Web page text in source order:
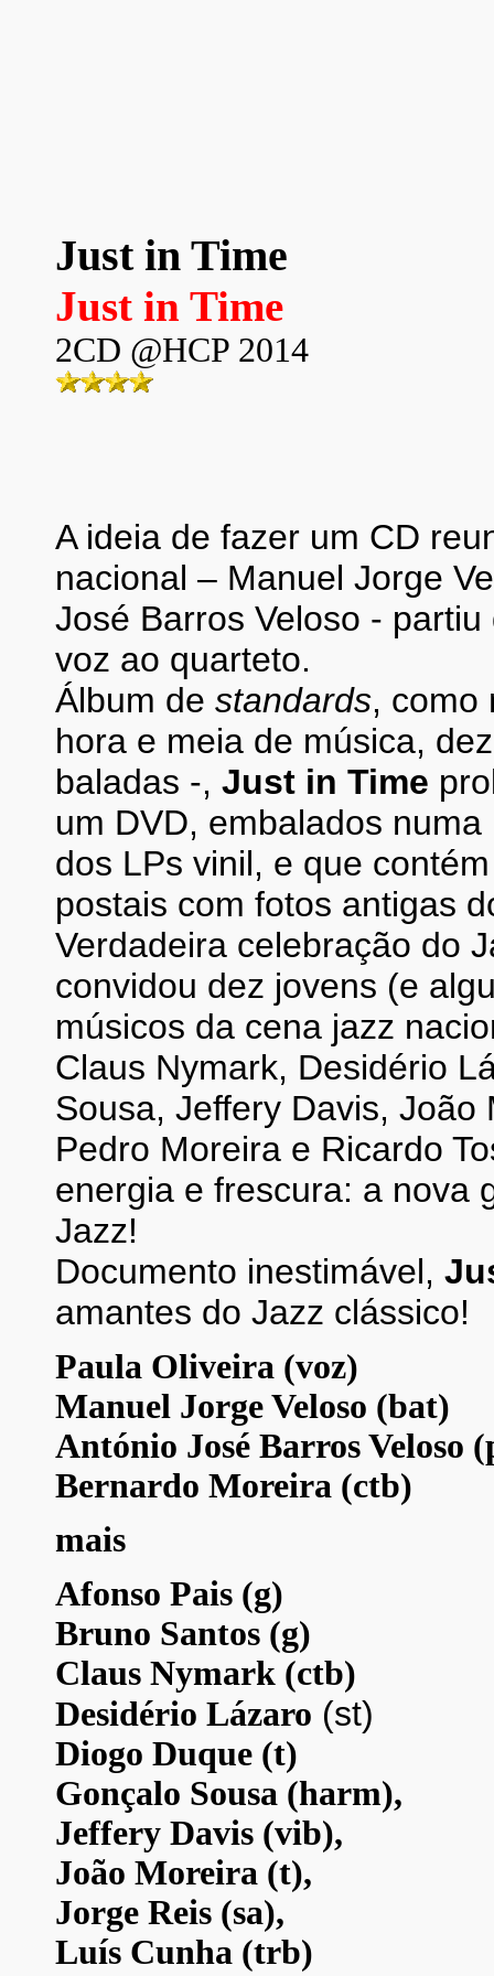
Just in Time
Just in Time
2CD @HCP 2014
A ideia de fazer um CD
nacional – Manuel Jorge
José Barros Veloso -
voz ao quarteto.
Álbum de standards, como
hora e meia de música,
baladas -, Just in Time
um DVD, embalados
dos LPs vinil, e que
postais com fotos antigas
Verdadeira celebração do
convidou dez jovens (e
músicos da cena jazz
Claus Nymark, Desidério
Sousa, Jeffery Davis,
Pedro Moreira e Ricardo
energia e frescura: a nova
Jazz!
Documento inestimável,
amantes do Jazz clássico!
Paula Oliveira (voz)
Manuel Jorge Veloso (bat)
António José Barros Veloso
Bernardo Moreira (ctb)
mais
Afonso Pais (g)
Bruno Santos (g)
Claus Nymark (ctb)
Desidério Lázaro (st)
Diogo Duque (t)
Gonçalo Sousa (harm),
Jeffery Davis (vib),
João Moreira (t),
Jorge Reis (sa),
Luís Cunha (trb)